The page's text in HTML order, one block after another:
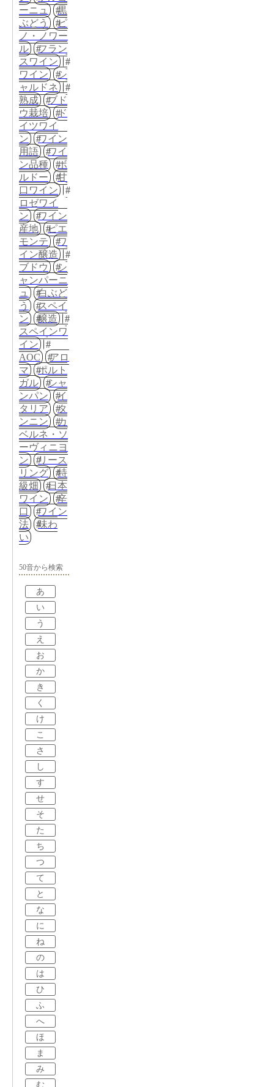
ーニュ
黒
ぶどう
ピ
ノ・ノワー
ル
フラン
スワイン
ワイン
シ
ャルドネ
熟成
ブド
ウ栽培
ド
イツワイ
ン
ワイン
用語
ワイ
ン品種
ボ
ルドー
甘
口ワイン
ロゼワイ
ン
ワイン
産地
ピエ
モンテ
ワ
イン醸造
ブドウ
シ
ャンパーニ
ュ
白ぶど
う
スペイ
ン
醸造
スペインワ
イン
AOC
アロ
マ
ポルト
ガル
シャ
ンパン
イ
タリア
タ
ンニン
カ
ベルネ・ソ
ーヴィニヨ
ン
リース
リング
特
級畑
日本
ワイン
辛
口
ワイン
法
味わ
い
50音から検索
あ
い
う
え
お
か
き
く
け
こ
さ
し
す
せ
そ
た
ち
つ
て
と
な
に
ね
の
は
ひ
ふ
へ
ほ
ま
み
む